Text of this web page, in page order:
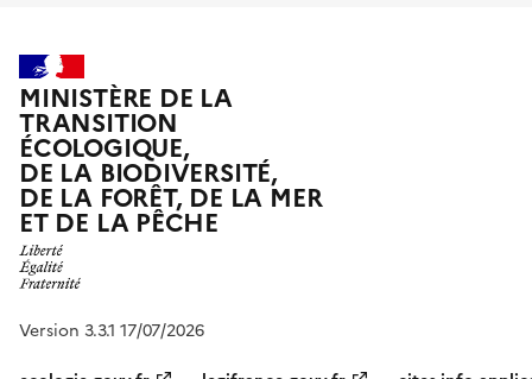
MINISTÈRE DE LA
TRANSITION
ÉCOLOGIQUE,
DE LA BIODIVERSITÉ,
DE LA FORÊT, DE LA MER
ET DE LA PÊCHE
Version 3.3.1 17/07/2026